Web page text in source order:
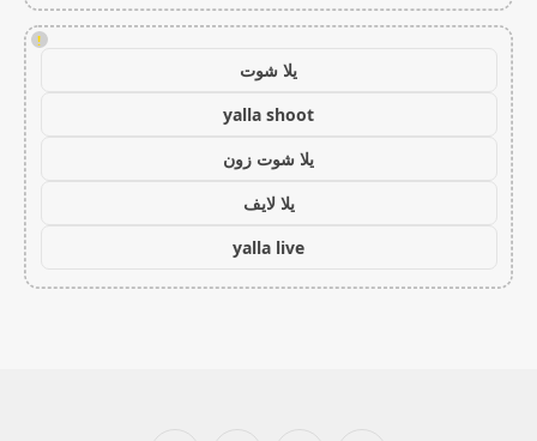
!
يلا شوت
yalla shoot
يلا شوت زون
يلا لايف
yalla live